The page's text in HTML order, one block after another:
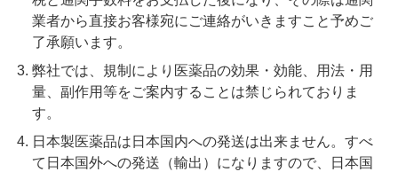
業者から直接お客様宛にご連絡がいきますこと予めご
了承願います。
弊社では、規制により医薬品の効果・効能、用法・用
量、副作用等をご案内することは禁じられておりま
す。
日本製医薬品は日本国内への発送は出来ません。すべ
て日本国外への発送（輸出）になりますので、日本国